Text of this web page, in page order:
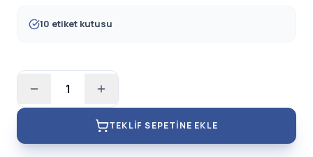
10 etiket kutusu
1
TEKLIF SEPETINE EKLE